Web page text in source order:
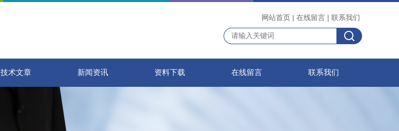
网站首页 | 在线留言 | 联系我们
技术文章 新闻资讯 资料下载 在线留言 联系我们